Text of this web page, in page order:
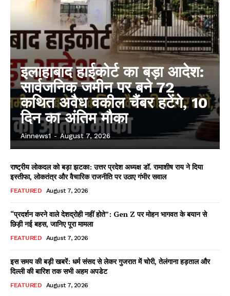
Facebook
X WhatsApp
Share
इलाहाबाद हाईकोर्ट का बड़ा आदेश:
सार्वजनिक जमीन पर बने 72
कथित अवैध वकील चैंबर हटेंगे, 10
दिन का अंतिम मौका
Ainnews1 - August 7, 2026
राष्ट्रीय लोकदल को बड़ा झटका: उत्तर प्रदेश अध्यक्ष डॉ. रामाशीष राय ने दिया
इस्तीफा, लोकतंत्र और वैचारिक राजनीति पर उठाए गंभीर सवाल
FEATURED August 7, 2026
“प्रदर्शन करने वाले देशद्रोही नहीं होते”: Gen Z पर मोहन भागवत के बयान से
छिड़ी नई बहस, जानिए पूरा मामला
FEATURED August 7, 2026
इस समय की बड़ी खबरें: धर्म संसद से लेकर गुजरात में चोरी, तेलंगाना हड़ताल और
दिल्ली की बारिश तक सभी अहम अपडेट
FEATURED August 7, 2026